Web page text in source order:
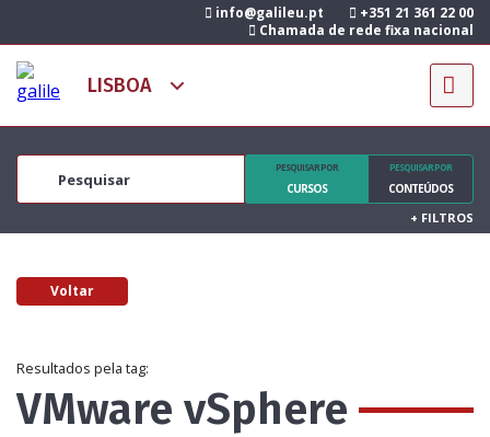
info@galileu.pt
+351 21 361 22 00
Chamada de rede fixa nacional
PESQUISAR POR
CURSOS
PESQUISAR POR
CONTEÚDOS
+ FILTROS
Voltar
Resultados pela tag:
VMware vSphere